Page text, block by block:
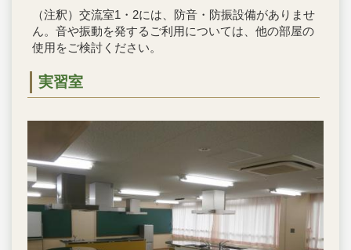
（注釈）交流室1・2には、防音・防振設備がありませ
ん。音や振動を発するご利用については、他の部屋の
使用をご検討ください。
実習室